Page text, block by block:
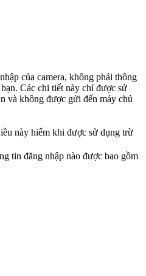
của camera, không phải thông
Các chi tiết này chỉ được sử
và không được gửi đến máy chủ
này hiếm khi được sử dụng trừ
tin đăng nhập nào được bao gồm